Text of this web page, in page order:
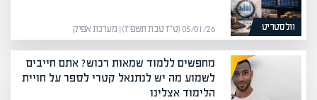
וולסטריט 05/01/26 (ט״ז טבת תשפ״ו) | מערכת אפיק
מחפשים ללמוד שמאות רכוש? אתם חייבים
לשמוע מה יש לנתנאל קטרי לספר על חויית
הלימוד אצלינו